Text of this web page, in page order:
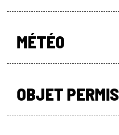
MÉTÉO
OBJET PERMIS